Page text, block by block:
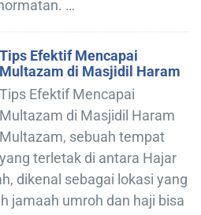
…
Tips Efektif Mencapai
Multazam di Masjidil Haram
Tips Efektif Mencapai
Multazam di Masjidil Haram
Multazam, sebuah tempat
yang terletak di antara Hajar
dikenal sebagai lokasi yang
jamaah umroh dan haji bisa